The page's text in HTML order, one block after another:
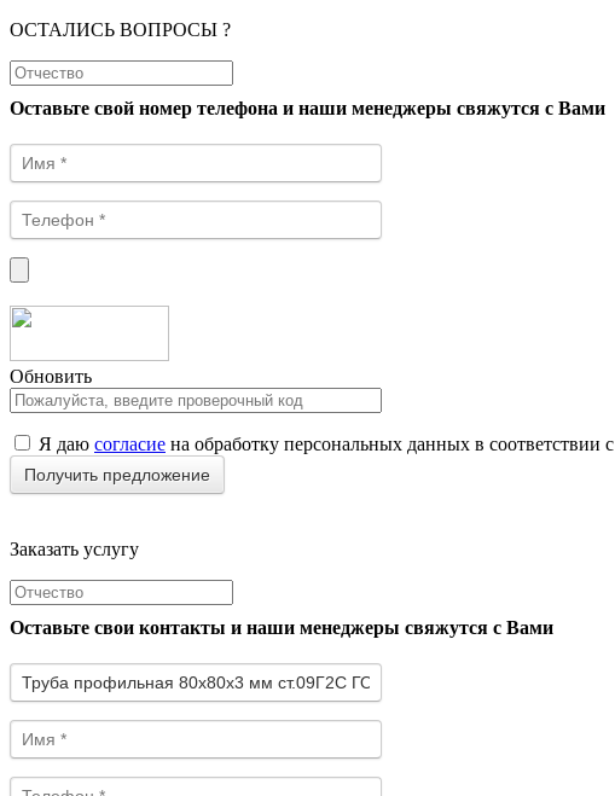
ОСТАЛИСЬ ВОПРОСЫ ?
Оставьте свой номер телефона и наши менеджеры свяжутся с Вами
Обновить
Я даю согласие на обработку персональных данных в соответствии с
Заказать услугу
Оставьте свои контакты и наши менеджеры свяжутся с Вами